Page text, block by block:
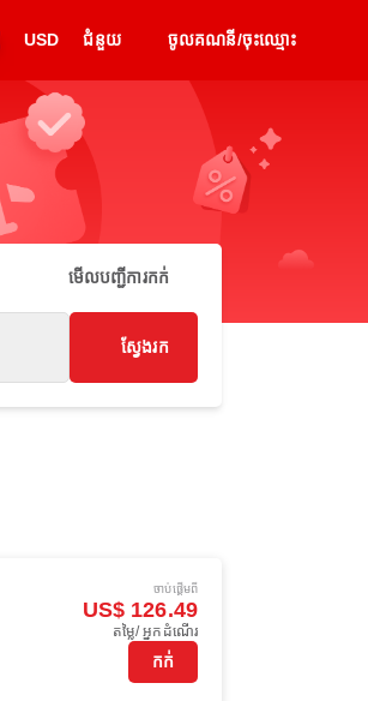
USD ជំនួយ ចូលគណនី/ចុះឈ្មោះ
មើលបញ្ជីការកក់
ស្វែងរក
ចាប់ផ្ដើមពី
US$ 126.49
តម្លៃ/ អ្នកដំណើរ
កក់